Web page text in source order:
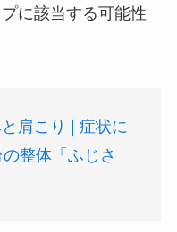
に該当する可能性
肩こり | 症状に
整体「ふじさ